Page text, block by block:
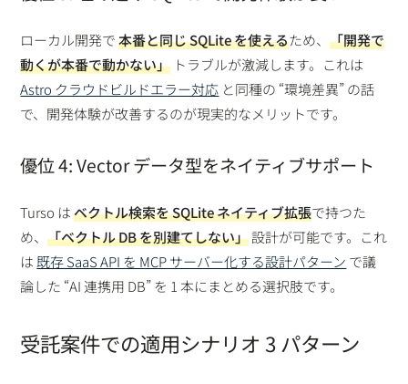
ローカル開発で本番と同じ SQLite を使えるため、「開発で
動くが本番で動かない」 トラブルが激減します。これは
Astro クラウドビルドエラー対応 と同種の “環境差異” の話
で、開発体験が改善するのが現実的なメリットです。
優位 4: Vector データ型をネイティブサポート
Turso はベクトル検索を SQLite ネイティブ拡張で持つた
め、「ベクトル DB を別建てしない」設計が可能です。これ
は 既存 SaaS API を MCP サーバー化する設計パターン で議
論した “AI 連携用 DB” を 1 本にまとめる選択肢です。
受託案件での適用シナリオ 3 パターン